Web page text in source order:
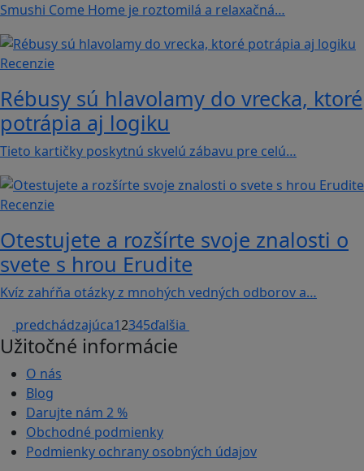
Smushi Come Home je roztomilá a relaxačná…
Recenzie
Rébusy sú hlavolamy do vrecka, ktoré
potrápia aj logiku
Tieto kartičky poskytnú skvelú zábavu pre celú…
Recenzie
Otestujete a rozšírte svoje znalosti o
svete s hrou Erudite
Kvíz zahŕňa otázky z mnohých vedných odborov a…
predchádzajúca12345ďalšia
Užitočné informácie
O nás
Blog
Darujte nám 2 %
Obchodné podmienky
Podmienky ochrany osobných údajov